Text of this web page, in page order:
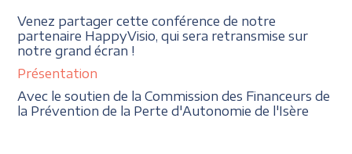
Venez partager cette conférence de notre
partenaire HappyVisio, qui sera retransmise sur
notre grand écran !
Présentation
Avec le soutien de la Commission des Financeurs de
la Prévention de la Perte d'Autonomie de l'Isère